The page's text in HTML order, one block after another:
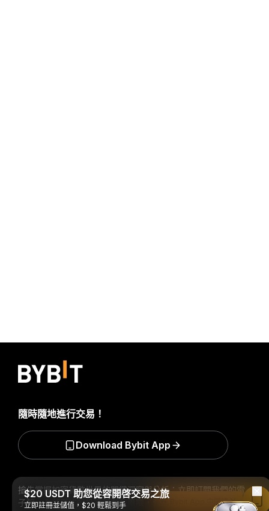
搶先掌握加密貨幣世界的關鍵洞察與分析：立即訂閱我們的電
子報。全部形式的投資都存在風險，包括損失所有投資金額的
隨時隨地進行交易！
Download Bybit App
$20 USDT 助您從容開啓交易之旅
立即註冊並儲值，$20 輕鬆到手 在 Bybit App 中閱讀